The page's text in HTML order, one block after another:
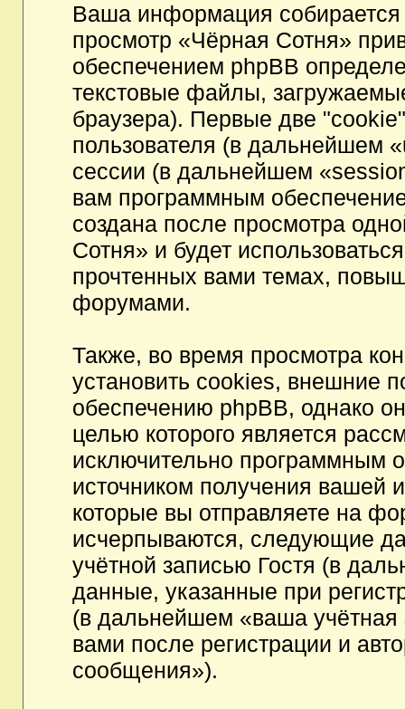
Ваша информация
просмотр «Чёрная Сотня»
обеспечением phpBB
текстовые файлы,
браузера). Первые две
пользователя (в дальнейшем
сессии (в дальнейшем
вам программным
создана после просмотра
Сотня» и будет
прочтенных вами темах,
форумами.
Также, во время просмотра
установить cookies, внешние
обеспечению phpBB, однако
целью которого является
исключительно программным
источником получения
которые вы отправляете на
исчерпываются, следующие
учётной записью Гостя (в
данные, указанные при
(в дальнейшем «ваша
вами после регистрации и
сообщения»).